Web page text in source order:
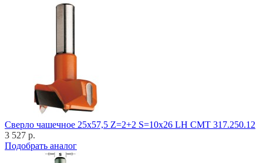
Cверло чашечное 25x57,5 Z=2+2 S=10x26 LH CMT 317.250.12
3 527 р.
Подобрать аналог